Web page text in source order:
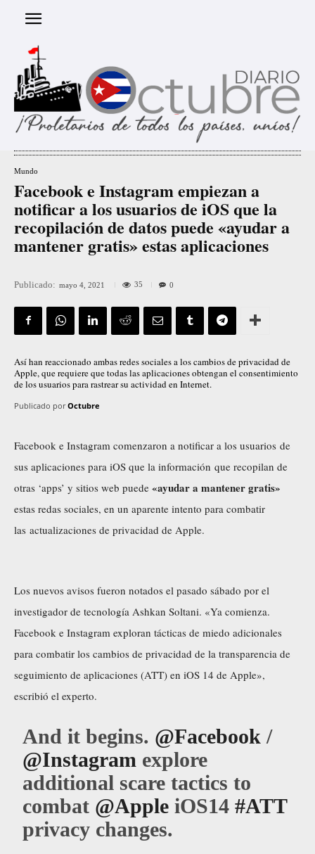
Mundo
Facebook e Instagram empiezan a
notificar a los usuarios de iOS que la
recopilación de datos puede «ayudar a
mantener gratis» estas aplicaciones
Publicado: mayo 4, 2021 35 0
Así han reaccionado ambas redes sociales a los cambios de privacidad de
Apple, que requiere que todas las aplicaciones obtengan el consentimiento
de los usuarios para rastrear su actividad en Internet.
Publicado por Octubre
Facebook e Instagram comenzaron a notificar a los usuarios de
sus aplicaciones para iOS que la información que recopilan de
otras ‘apps’ y sitios web puede «ayudar a mantener gratis»
estas redas sociales, en un aparente intento para combatir
las actualizaciones de privacidad de Apple.
Los nuevos avisos fueron notados el pasado sábado por el
investigador de tecnología Ashkan Soltani. «Ya comienza.
Facebook e Instagram exploran tácticas de miedo adicionales
para combatir los cambios de privacidad de la transparencia de
seguimiento de aplicaciones (ATT) en iOS 14 de Apple»,
escribió el experto.
And it begins. @Facebook /
@Instagram explore
additional scare tactics to
combat @Apple iOS14#ATT
privacy changes.